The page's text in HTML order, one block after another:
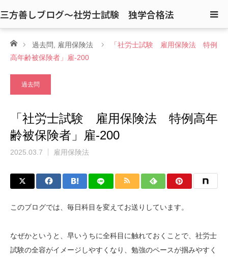
三方善しブログ〜社労士試験 独学合格法
ホーム過去問 雇用保険法
「社労士試験 雇用保険法 特例
高年齢被保険者」雇-200
過去問
「社労士試験 雇用保険法 特例高年
齢被保険者」雇-200
2025.03.7 雇用保険法
このブログでは、毎日科目を変えてお送りしています。
なぜかというと、早いうちに全科目に触れておくことで、社労士
試験の全容がイメージしやすくなり、勉強のペースが掴みやすく